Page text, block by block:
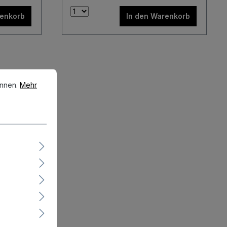
In den Warenkorb
Mehr Informationen ...
Mehr